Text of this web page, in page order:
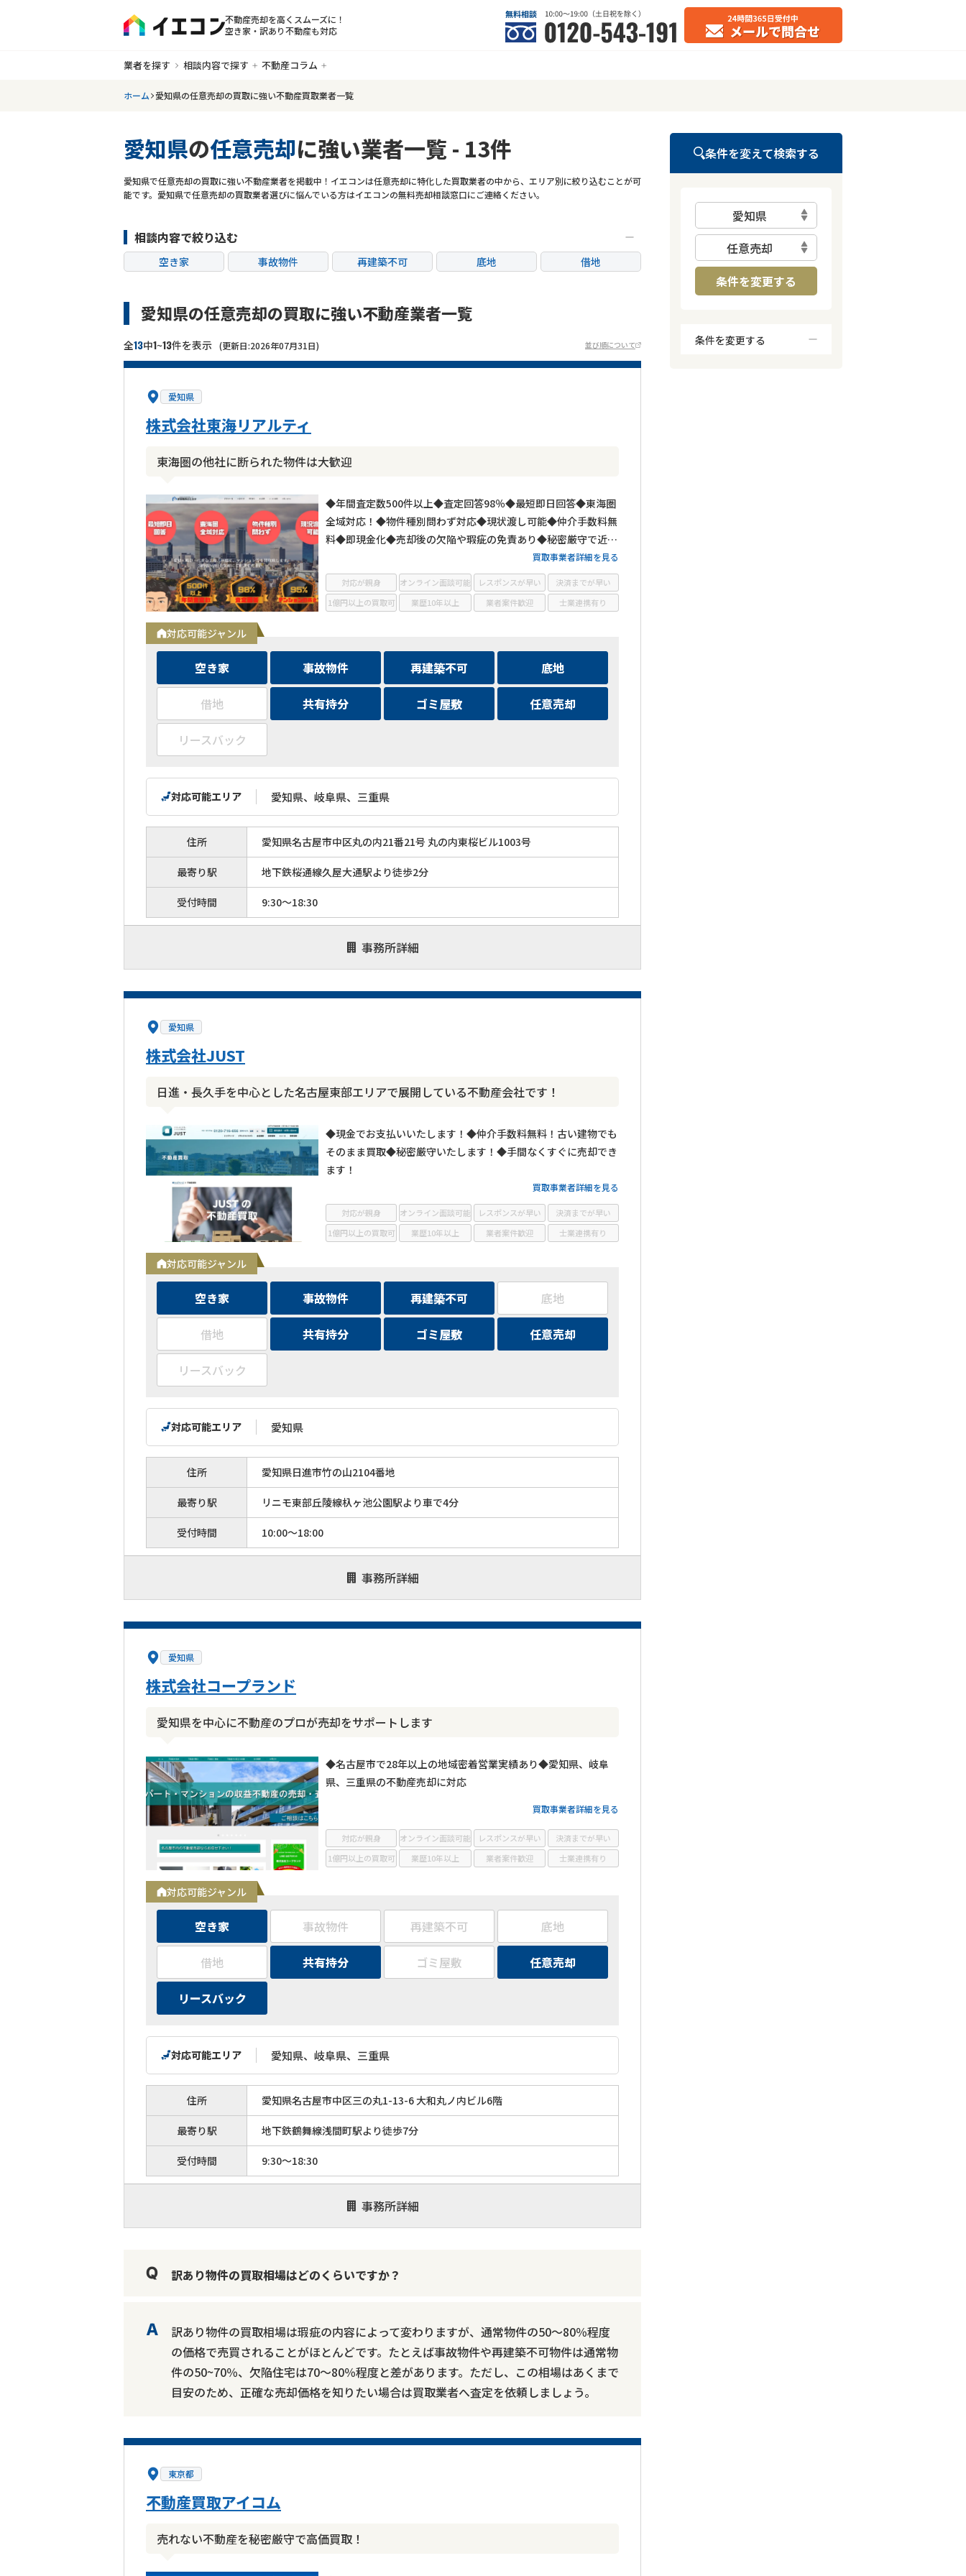
不動産売却を高くスムーズに！
空き家・訳あり不動産も対応
業者を探す 相談内容で探す 不動産コラム
ホーム 愛知県の任意売却の買取に強い不動産買取業者一覧
愛知県の任意売却に強い業者一覧 - 13件
愛知県で任意売却の買取に強い不動産業者を掲載中！イエコンは任意売却に特化した買取業者の中から、エリア別に絞り込むことが可
能です。愛知県で任意売却の買取業者選びに悩んでいる方はイエコンの無料売却相談窓口にご連絡ください。
相談内容で絞り込む
空き家 事故物件 再建築不可 底地
借地
愛知県の任意売却の買取に強い不動産業者一覧
全13中1~13件を表示 (更新日:2026年07月31日) 並び順について
愛知県
株式会社東海リアルティ
東海圏の他社に断られた物件は大歓迎
◆年間査定数500件以上◆査定回答98％◆最短即日回答◆東海圏
全域対応！◆物件種別問わず対応◆現状渡し可能◆仲介手数料無
料◆即現金化◆売却後の欠陥や瑕疵の免責あり◆秘密厳守で近隣
買取事業者詳細を見る
対応可能ジャンル
空き家 事故物件 再建築不可 底地
借地 共有持分 ゴミ屋敷 任意売却
リースバック
住所 愛知県名古屋市中区丸の内21番21号 丸の内東桜ビル1003号
最寄り駅 地下鉄桜通線久屋大通駅より徒歩2分
受付時間 9:30～18:30
事務所詳細
対応可能エリア 愛知県、岐阜県、三重県
対応が親身 オンライン面談可能 レスポンスが早い
決済までが早い
1億円以上の買取可
業歴10年以上 業者案件歓迎 士業連携有り
愛知県
株式会社JUST
日進・長久手を中心とした名古屋東部エリアで展開している不動産会社です！
◆現金でお支払いいたします！◆仲介手数料無料！古い建物でも
そのまま買取◆秘密厳守いたします！◆手間なくすぐに売却でき
ます！
買取事業者詳細を見る
対応可能ジャンル
空き家 事故物件 再建築不可 底地
借地 共有持分 ゴミ屋敷 任意売却
リースバック
住所 愛知県日進市竹の山2104番地
最寄り駅 リニモ東部丘陵線杁ヶ池公園駅より車で4分
受付時間 10:00～18:00
事務所詳細
対応可能エリア 愛知県
対応が親身 オンライン面談可能 レスポンスが早い
決済までが早い
1億円以上の買取可
業歴10年以上 業者案件歓迎 士業連携有り
愛知県
株式会社コープランド
愛知県を中心に不動産のプロが売却をサポートします
◆名古屋市で28年以上の地域密着営業実績あり◆愛知県、岐阜
県、三重県の不動産売却に対応
買取事業者詳細を見る
対応可能ジャンル
空き家 事故物件 再建築不可 底地
借地 共有持分 ゴミ屋敷 任意売却
リースバック
住所 愛知県名古屋市中区三の丸1-13-6 大和丸ノ内ビル6階
最寄り駅 地下鉄鶴舞線浅間町駅より徒歩7分
受付時間 9:30～18:30
事務所詳細
対応可能エリア 愛知県、岐阜県、三重県
対応が親身 オンライン面談可能 レスポンスが早い
決済までが早い
1億円以上の買取可
業歴10年以上 業者案件歓迎 士業連携有り
訳あり物件の買取相場はどのくらいですか？
訳あり物件の買取相場は瑕疵の内容によって変わりますが、通常物件の50～80％程度
の価格で売買されることがほとんどです。たとえば事故物件や再建築不可物件は通常物
件の50~70％、欠陥住宅は70～80％程度と差があります。ただし、この相場はあくまで
目安のため、正確な売却価格を知りたい場合は買取業者へ査定を依頼しましょう。
東京都
不動産買取アイコム
売れない不動産を秘密厳守で高価買取！
条件を変えて検索する
愛知県
任意売却
条件を変更する
条件を変更する